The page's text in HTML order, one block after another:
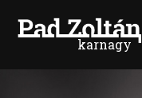
karnagy